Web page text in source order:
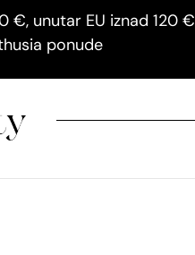
€, unutar EU iznad 120 €
ponude